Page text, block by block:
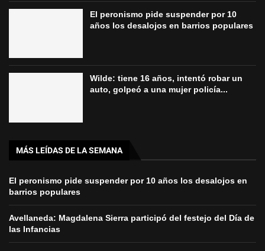
El peronismo pide suspender por 10
años los desalojos en barrios populares
Wilde: tiene 16 años, intentó robar un
auto, golpeó a una mujer policía...
MÁS LEÍDAS DE LA SEMANA
El peronismo pide suspender por 10 años los desalojos en
barrios populares
Avellaneda: Magdalena Sierra participó del festejo del Día de
las Infancias